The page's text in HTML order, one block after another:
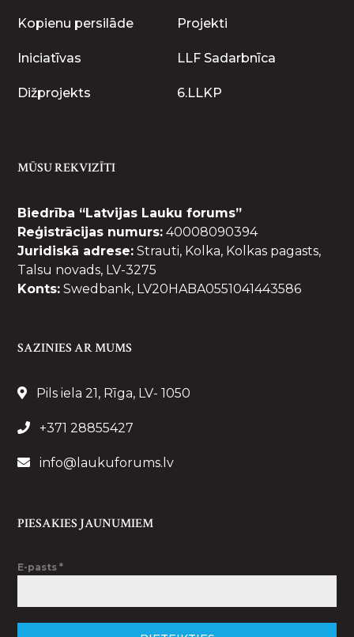
Kopienu persilāde Projekti
Iniciatīvas LLF Sadarbnīca
Dižprojekts 6.LLKP
MŪSU REKVIZĪTI
Biedrība “Latvijas Lauku forums”
Reģistrācijas numurs: 40008090394
Juridiskā adrese: Strauti, Kolka, Kolkas pagasts,
Talsu novads, LV-3275
Konts: Swedbank, LV20HABA0551041443586
SAZINIES AR MUMS
Pils iela 21, Rīga, LV- 1050
+371 28855427
info@laukuforums.lv
PIESAKIES JAUNUMIEM
E-pasts*